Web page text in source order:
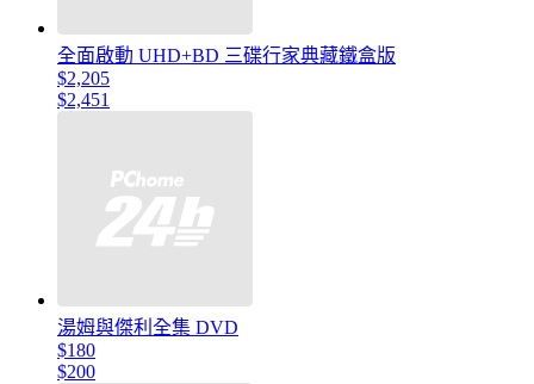
全面啟動 UHD+BD 三碟行家典藏鐵盒版
$2,205
$2,451
湯姆與傑利全集 DVD
$180
$200